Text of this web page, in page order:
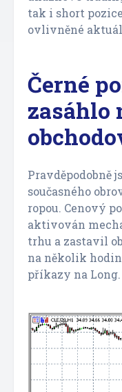
tak i short
ovlivněné
Černé
zasáhlo
Pravděpodobně
současného
ropou. Cenový
aktivován
trhu a zastavil
na několik
příkazy na Long.